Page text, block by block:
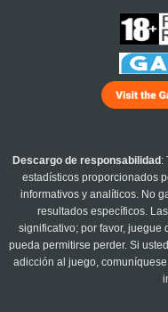
Descargo de responsabilidad :
estadísticos proporcionados
informativos y analíticos. No
resultados específicos.
significativo; por favor, juegue
pueda permitirse perder. Si
adicción al juego,